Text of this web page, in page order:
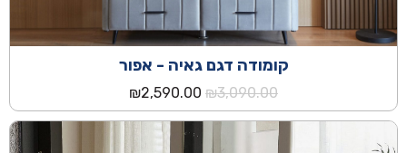
קומודה דגם גאיה - אפור
₪3,090.00
המחיר
המקורי
היה:
₪3,090.00.
₪2,590.00
הנוכחי
הוא:
₪2,590.00.